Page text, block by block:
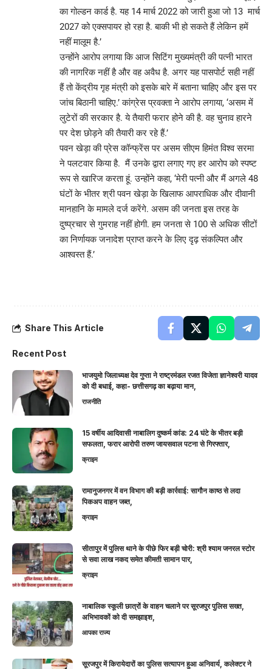
का गोल्डन कार्ड है. यह 14 मार्च 2022 को जारी हुआ जो 13 मार्च
2027 को एक्सपायर हो रहा है. बाकी भी हो सकते हैं लेकिन हमें
नहीं मालूम है.’
उन्होंने आरोप लगाया कि आज सिटिंग मुख्यमंत्री की पत्नी भारत
की नागरिक नहीं है और वह अवैध है. अगर यह पासपोर्ट सही नहीं
हैं तो केंद्रीय गृह मंत्री को इसके बारे में बताना चाहिए और इस पर
जांच बिठानी चाहिए.’ कांग्रेस प्रवक्ता ने आरोप लगाया, ‘असम में
लुटेरों की सरकार है. ये तैयारी फरार होने की है. वह चुनाव हारने
पर देश छोड़ने की तैयारी कर रहे हैं.’
पवन खेड़ा की प्रेस कॉन्फ्रेंस पर असम सीएम हिमंत विश्व सरमा
ने पलटवार किया है. मैं उनके द्वारा लगाए गए हर आरोप को स्पष्ट
रूप से खारिज करता हूं. उन्होंने कहा, ‘मेरी पत्नी और मैं अगले 48
घंटों के भीतर श्री पवन खेड़ा के खिलाफ आपराधिक और दीवानी
मानहानि के मामले दर्ज करेंगे. असम की जनता इस तरह के
दुष्प्रचार से गुमराह नहीं होगी. हम जनता से 100 से अधिक सीटों
का निर्णायक जनादेश प्राप्त करने के लिए दृढ़ संकल्पित और
आश्वस्त हैं.’
Share This Article
Recent Post
भाजयुमो जिलाध्यक्ष देव गुप्ता ने राष्ट्रमंडल रजत विजेता ज्ञानेश्वरी यादव
को दी बधाई, कहा- छत्तीसगढ़ का बढ़ाया मान,
राजनीति
15 वर्षीय आदिवासी नाबालिग दुष्कर्म कांड: 24 घंटे के भीतर बड़ी
सफलता, फरार आरोपी तरुण जायसवाल पटना से गिरफ्तार,
क्राइम
रामानुजनगर में वन विभाग की बड़ी कार्रवाई: सागौन काष्ठ से लदा
पिकअप वाहन जब्त,
क्राइम
सीतापुर में पुलिस थाने के पीछे फिर बड़ी चोरी: श्री श्याम जनरल स्टोर
से सवा लाख नकद समेत कीमती सामान पार,
क्राइम
नाबालिक स्कूली छात्रों के वाहन चलाने पर सूरजपुर पुलिस सख्त,
अभिभावकों को दी समझाइश,
आपका राज्य
सूरजपुर में किरायेदारों का पुलिस सत्यापन हुआ अनिवार्य, कलेक्टर ने